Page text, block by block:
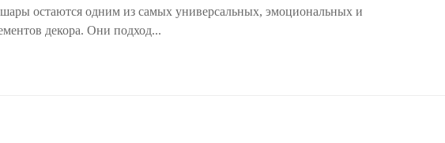
остаются одним из самых универсальных, эмоциональных и
декора. Они подход...